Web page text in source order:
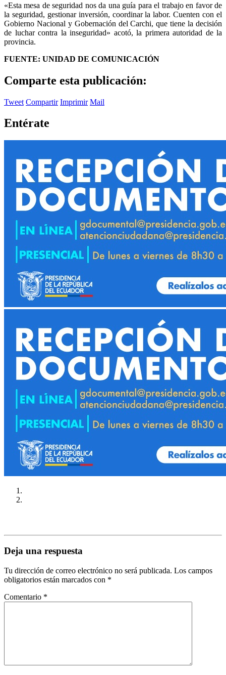
«Esta mesa de seguridad nos da una guía para el trabajo en favor de
la seguridad, gestionar inversión, coordinar la labor. Cuenten con el
Gobierno Nacional y Gobernación del Carchi, que tiene la decisión
de luchar contra la inseguridad» acotó, la primera autoridad de la
provincia.
FUENTE: UNIDAD DE COMUNICACIÓN
Comparte esta publicación:
Tweet Compartir Imprimir Mail
Entérate
Deja una respuesta
Tu dirección de correo electrónico no será publicada. Los campos
obligatorios están marcados con *
Comentario *